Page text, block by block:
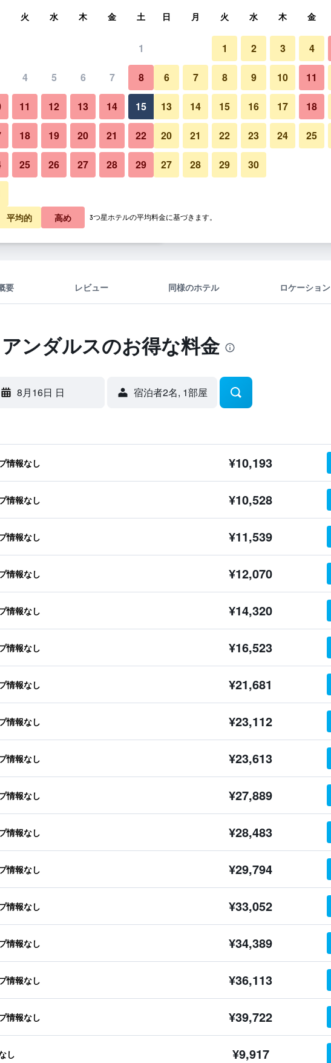
1泊あたり合計
¥9,917 プランを見る
¥9,985 プランを見る
ルスのオファー
プール
ロイヤル アル アンダルスの写真
要 レビュー 同様のホテル ロケーション
ンダルスのお得な料金
8月16日 日 宿泊者2名, 1​部屋
情報なし ¥10,193
情報なし ¥10,528
情報なし ¥11,539
情報なし ¥12,070
情報なし ¥14,320
情報なし ¥16,523
情報なし ¥21,681
情報なし ¥23,112
情報なし ¥23,613
情報なし ¥27,889
情報なし ¥28,483
情報なし ¥29,794
情報なし ¥33,052
情報なし ¥34,389
情報なし ¥36,113
情報なし ¥39,722
し ¥9,917
火 水 木 金 土
1
4 5 6 7 8
11 12 13 14 15
18 19 20 21 22
25 26 27 28 29
日 月 火 水 木 金
1 2 3 4
6 7 8 9 10 11
13 14 15 16 17 18
20 21 22 23 24 25
27 28 29 30
平均的 高め 3つ星ホテルの平均料金に基づきます。